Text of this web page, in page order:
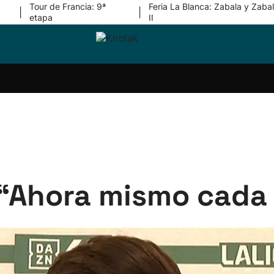
Tour de Francia: 9ª
etapa
Feria La Blanca: Zabala y
II
Equipos
mismo